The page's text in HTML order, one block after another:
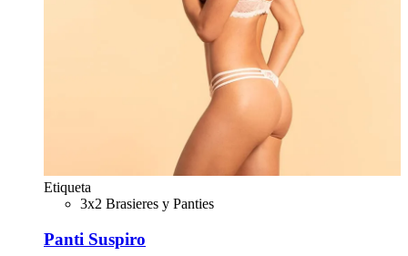
Etiqueta
3x2 Brasieres y Panties
Panti Suspiro